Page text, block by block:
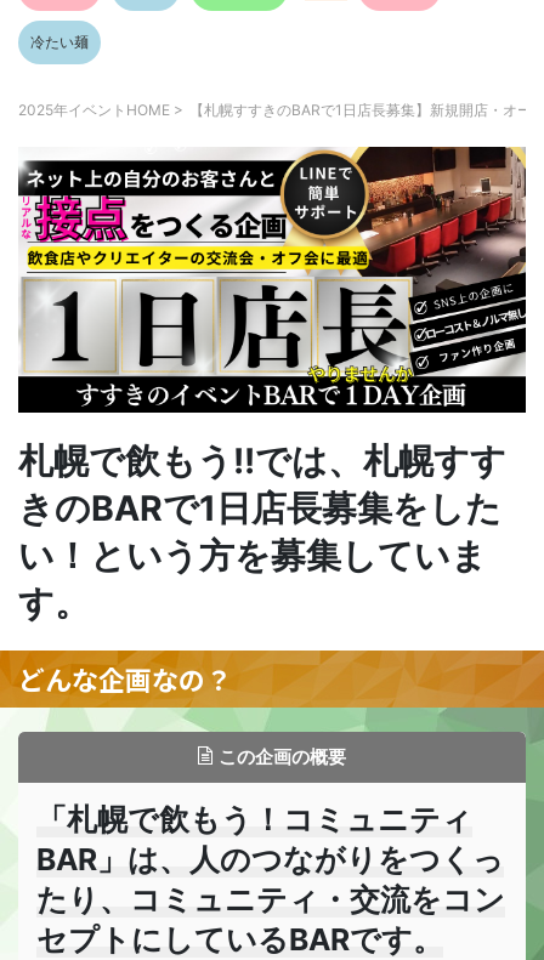
冷たい麺
2025年イベントHOME > 【札幌すすきのBARで1日店長募集】新規開店・オ
札幌で飲もう!!では、札幌すす
きのBARで1日店長募集をした
い！という方を募集していま
す。
どんな企画なの？
この企画の概要
「札幌で飲もう！コミュニティ
BAR」は、人のつながりをつくっ
たり、コミュニティ・交流をコン
セプトにしているBARです。